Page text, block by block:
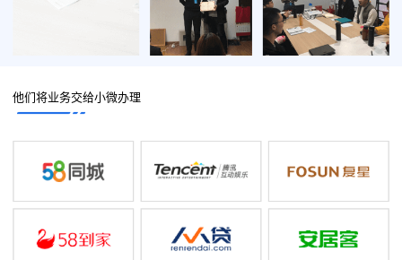
他们将业务交给小微办理